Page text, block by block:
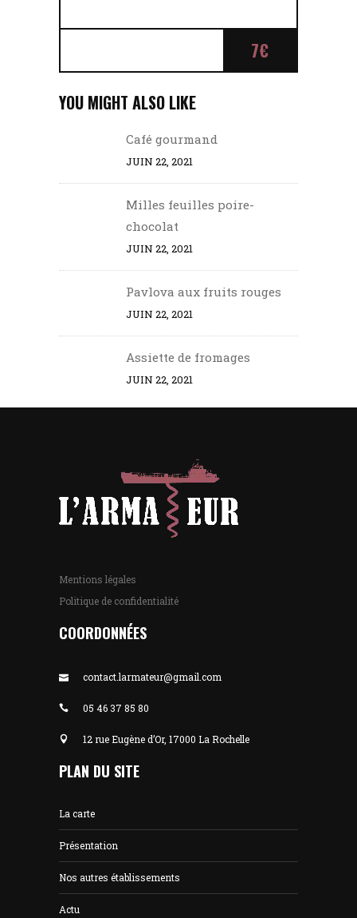
7€
YOU MIGHT ALSO LIKE
Café gourmand
JUIN 22, 2021
Milles feuilles poire-
chocolat
JUIN 22, 2021
Pavlova aux fruits rouges
JUIN 22, 2021
Assiette de fromages
JUIN 22, 2021
Mentions légales
Politique de confidentialité
COORDONNÉES
contact.larmateur@gmail.com
05 46 37 85 80
12 rue Eugène d’Or, 17000 La Rochelle
PLAN DU SITE
La carte
Présentation
Nos autres établissements
Actu